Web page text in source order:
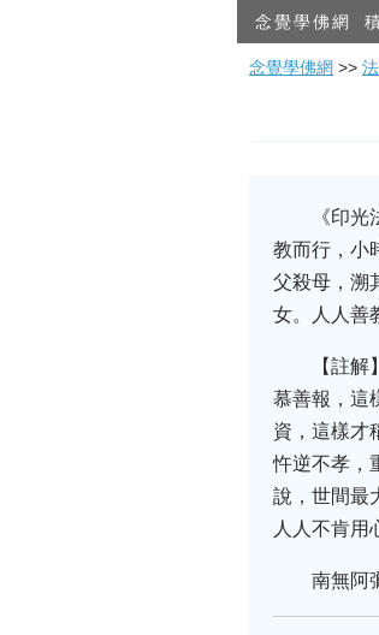
念覺學佛網
念覺學佛網 >>
《印
教而行，小
父殺母，溯
女。人人善
【註
慕善報，這
資，這樣才
忤逆不孝，
說，世間最
人人不肯用
南無阿